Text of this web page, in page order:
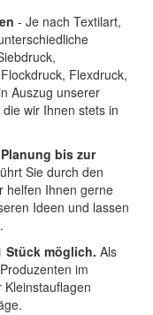
- Je nach Textilart,
Flexdruck,
Auszug unserer
wir Ihnen stets in
bis zur
Sie durch den
helfen Ihnen gerne
Ideen und lassen
Stück möglich. Als
im